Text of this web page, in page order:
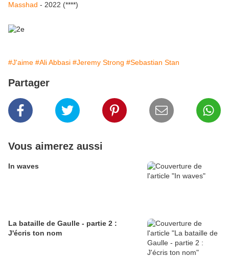
Masshad - 2022 (****)
#J'aime #Ali Abbasi #Jeremy Strong #Sebastian Stan
Partager
Vous aimerez aussi
In waves
La bataille de Gaulle - partie 2 :
J'écris ton nom